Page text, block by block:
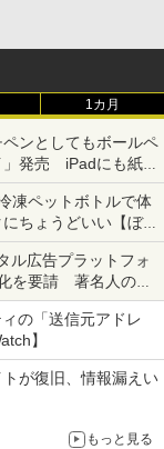
1カ月
ンとしてもボールペ
発売 iPadにも紙に
凍ペットボトルで体
ちょうどいい【ぼっ
にしてる？】
ル広告プラットフォ
を要請 著名人の写
て
の「送信元アドレ
】
が復旧、情報漏えい
もっと見る